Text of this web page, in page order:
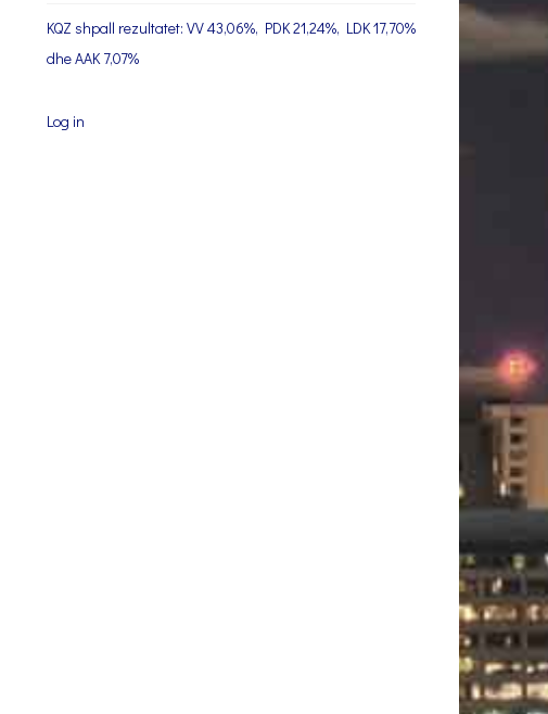
KQZ shpall rezultatet: VV 43,06%, PDK 21,24%, LDK 17,70%
dhe AAK 7,07%
Log in